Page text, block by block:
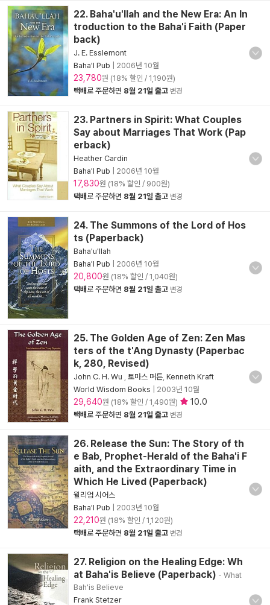
22. Baha'u'llah and the New Era: An In
troduction to the Baha'i Faith (Paper
back)
J. E. Esslemont
Baha'I Pub
2006년 10월
23,780원 (18% 할인 / 1,190원)
택배로 주문하면 8월 21일 출고 변경
23. Partners in Spirit: What Couples
Say about Marriages That Work (Pap
erback)
Heather Cardin
Baha'I Pub
2006년 10월
17,830원 (18% 할인 / 900원)
택배로 주문하면 8월 21일 출고 변경
24. The Summons of the Lord of Hos
ts (Paperback)
Baha'u'llah
Baha'I Pub
2006년 10월
20,800원 (18% 할인 / 1,040원)
택배로 주문하면 8월 21일 출고 변경
25. The Golden Age of Zen: Zen Mas
ters of the t'Ang Dynasty (Paperbac
k, 280, Revised)
John C. H. Wu 토마스 머튼 Kenneth Kraft
World Wisdom Books
2003년 10월
29,640원 (18% 할인 / 1,490원) 10.0
택배로 주문하면 8월 21일 출고 변경
26. Release the Sun: The Story of th
e Bab, Prophet-Herald of the Baha'i F
aith, and the Extraordinary Time in
Which He Lived (Paperback)
윌리엄 시어스
Baha'I Pub
2003년 10월
22,210원 (18% 할인 / 1,120원)
택배로 주문하면 8월 21일 출고 변경
27. Religion on the Healing Edge: Wh
at Baha'is Believe (Paperback) - What
Bah'is Believe
Frank Stetzer